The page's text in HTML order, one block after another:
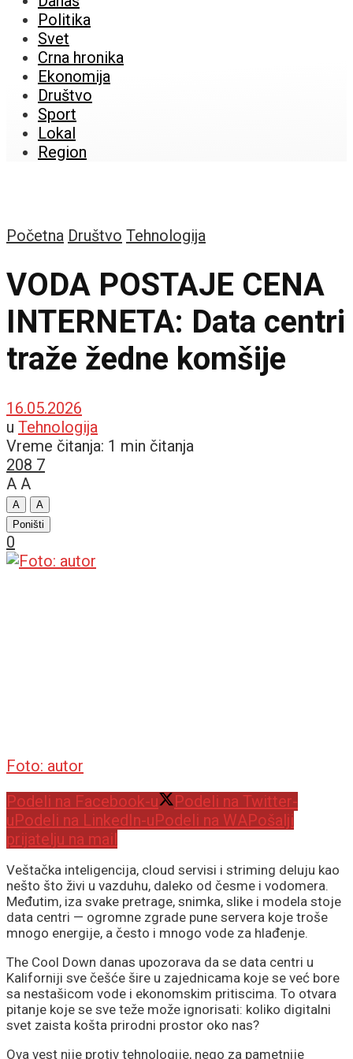
Politika
Svet
Crna hronika
Ekonomija
Društvo
Sport
Lokal
Region
Početna Društvo Tehnologija
VODA POSTAJE CENA
INTERNETA: Data centri
traže žedne komšije
16.05.2026
u Tehnologija
Vreme čitanja: 1 min čitanja
208 7
A A
A
A
Poništi
0
Foto: autor
Podeli na Facebook-u
Podeli na Twitter-
uPodeli na LinkedIn-uPodeli na WAPošalji
prijatelju na mail
Veštačka inteligencija, cloud servisi i striming deluju kao
nešto što živi u vazduhu, daleko od česme i vodomera.
Međutim, iza svake pretrage, snimka, slike i modela stoje
data centri — ogromne zgrade pune servera koje troše
mnogo energije, a često i mnogo vode za hlađenje.
The Cool Down danas upozorava da se data centri u
Kaliforniji sve češće šire u zajednicama koje se već bore
sa nestašicom vode i ekonomskim pritiscima. To otvara
pitanje koje se sve teže može ignorisati: koliko digitalni
svet zaista košta prirodni prostor oko nas?
Ova vest nije protiv tehnologije, nego za pametnije